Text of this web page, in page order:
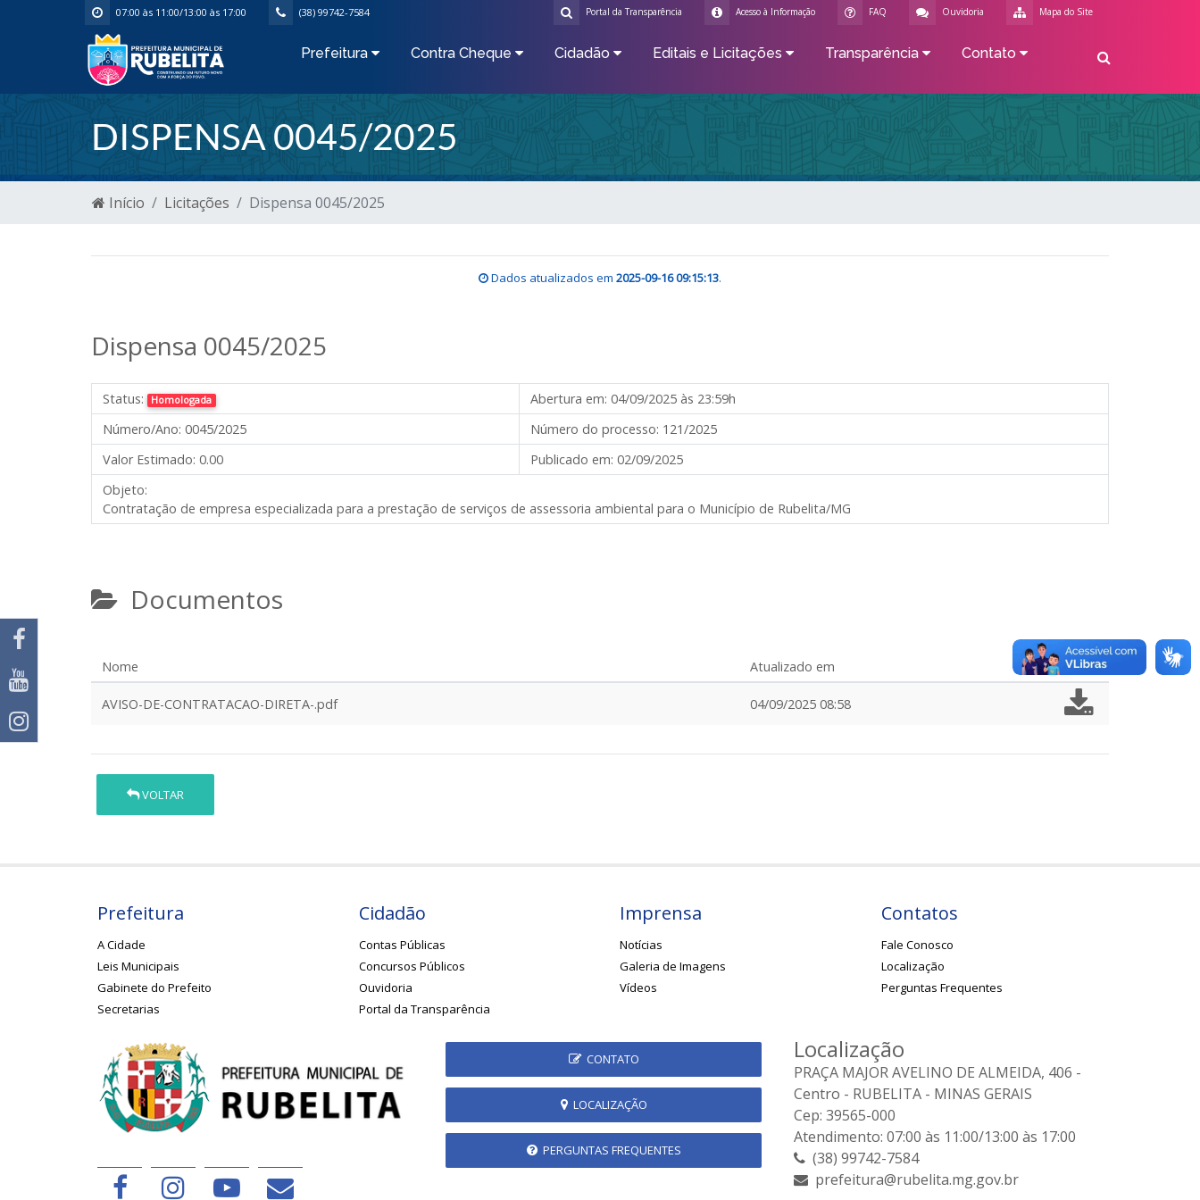
07:00 às 11:00/13:00 às 17:00 (38) 99742-7584 Mapa do Site
Ouvidoria
FAQ
Acesso à Informação
Portal da Transparência
Prefeitura Contra Cheque Cidadão Editais e Licitações Transparência Contato
DISPENSA 0045/2025
Início Licitações Dispensa 0045/2025
Dados atualizados em 2025-09-16 09:15:13.
Dispensa 0045/2025
Status: Homologada Abertura em: 04/09/2025 às 23:59h
Número/Ano: 0045/2025 Número do processo: 121/2025
Valor Estimado: 0.00 Publicado em: 02/09/2025
Objeto:
Contratação de empresa especializada para a prestação de serviços de assessoria ambiental para o Município de Rubelita/MG
Documentos
Nome Atualizado em
AVISO-DE-CONTRATACAO-DIRETA-.pdf 04/09/2025 08:58
VOLTAR
Prefeitura
A Cidade
Leis Municipais
Gabinete do Prefeito
Secretarias
Cidadão
Contas Públicas
Concursos Públicos
Ouvidoria
Portal da Transparência
Imprensa
Notícias
Galeria de Imagens
Vídeos
Contatos
Fale Conosco
Localização
Perguntas Frequentes
CONTATO
LOCALIZAÇÃO
PERGUNTAS FREQUENTES
Localização
PRAÇA MAJOR AVELINO DE ALMEIDA, 406 -
Centro - RUBELITA - MINAS GERAIS
Cep: 39565-000
Atendimento: 07:00 às 11:00/13:00 às 17:00
(38) 99742-7584
prefeitura@rubelita.mg.gov.br